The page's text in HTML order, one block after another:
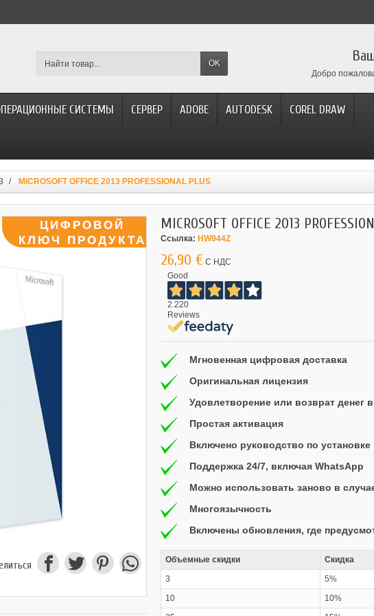
OK
Добро
СИСТЕМЫ СЕРВЕР ADOBE AUTODESK COREL DRAW
MICROSOFT OFFICE 2013 PROFESSIONAL PLUS
MICROSOFT OFFICE 2013
Ссылка: HW944Z
26,90 € С НДС
Good
2.220
Reviews
Мгновенная цифровая доставка
Оригинальная лицензия
Удовлетворение или возврат денег
Простая активация
Включено руководство по установке
Поддержка 24/7, включая WhatsApp
Можно использовать заново в
Многоязычность
Включены обновления, где
Объемные скидки Скидка
3
5%
10
10%